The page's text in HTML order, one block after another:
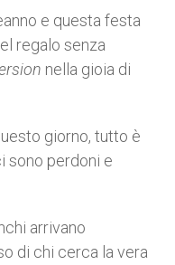
e questa festa
regalo senza
nella gioia di
giorno, tutto è
sono perdoni e
arrivano
di chi cerca la vera